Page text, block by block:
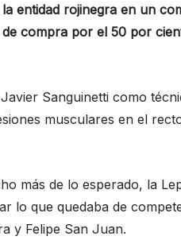
entidad rojinegra en un
compra por el 50 por
Sanguinetti como
musculares en el
más de lo esperado, la
lo que quedaba de
y Felipe San Juan.